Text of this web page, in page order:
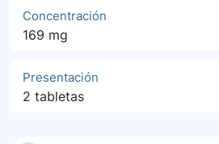
Concentración
169 mg
Presentación
2 tabletas